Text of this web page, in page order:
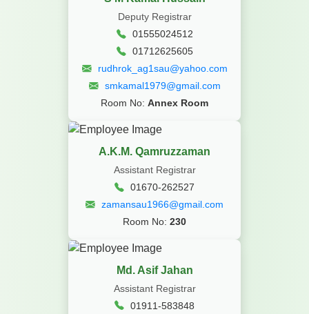
Deputy Registrar
01555024512
01712625605
rudhrok_ag1sau@yahoo.com
smkamal1979@gmail.com
Room No: Annex Room
A.K.M. Qamruzzaman
Assistant Registrar
01670-262527
zamansau1966@gmail.com
Room No: 230
Md. Asif Jahan
Assistant Registrar
01911-583848